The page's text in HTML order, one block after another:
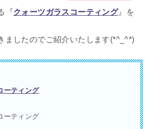
『クォーツガラスコーティング』を
ましたのでご紹介いたします(*^_^*)
ーティング
ーティング